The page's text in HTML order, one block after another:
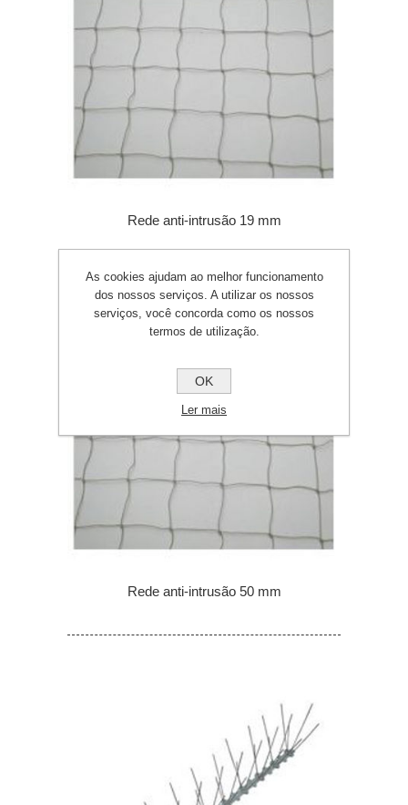
Rede anti-intrusão 19 mm
Rede anti-intrusão 50 mm
As cookies ajudam ao melhor funcionamento
dos nossos serviços. A utilizar os nossos
serviços, você concorda como os nossos
termos de utilização.
OK
Ler mais